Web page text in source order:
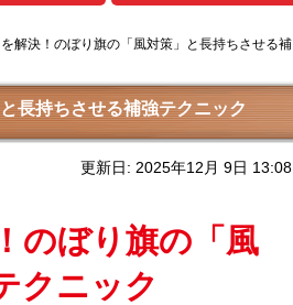
解決！のぼり旗の「風対策」と長持ちさせる補
長持ちさせる補強テクニック
更新日: 2025年12月 9日 13:08
のぼり旗の「風
クニック